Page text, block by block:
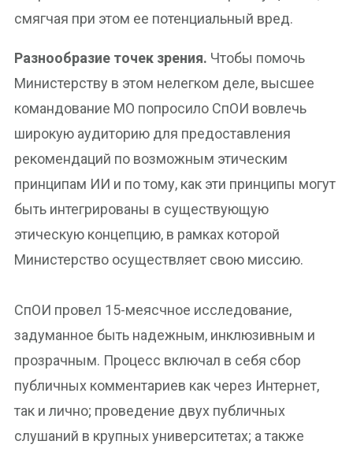
смягчая при этом ее потенциальный вред.
Разнообразие точек зрения. Чтобы помочь
Министерству в этом нелегком деле, высшее
командование МО попросило СпОИ вовлечь
широкую аудиторию для предоставления
рекомендаций по возможным этическим
принципам ИИ и по тому, как эти принципы могут
быть интегрированы в существующую
этическую концепцию, в рамках которой
Министерство осуществляет свою миссию.
СпОИ провел 15-меясчное исследование,
задуманное быть надежным, инклюзивным и
прозрачным. Процесс включал в себя сбор
публичных комментариев как через Интернет,
так и лично; проведение двух публичных
слушаний в крупных университетах; а также